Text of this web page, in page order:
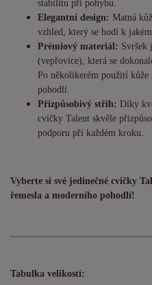
stabilitu při pohybu.
Elegantní design: Matná
vzhled, který se hodí k
Prémiový materiál: Svršek
(vepřovice), která se
Po několikerém použití kůže
pohodlí.
Přizpůsobivý střih: Díky
cvičky Talent skvěle
podporu při každém kroku.
Vyberte si své jedinečné cvičky
řemesla a moderního pohodlí!
Tabulka velikostí: